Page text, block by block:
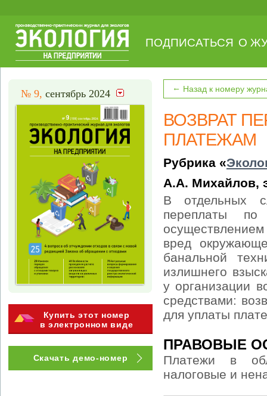
ПОДПИСАТЬСЯ О
№ 9, сентябрь 2024
Купить этот номер
в электронном виде
Скачать демо-номер
← Назад к номеру
ВОЗВРАТ
ПЛАТЕЖАМ
Рубрика «
А.А. Михайлов,
В отдельных
переплаты
вред
банальной
излишнего
у организации
средствами:
для уплаты
ПРАВОВЫЕ
Платежи в
налоговые и